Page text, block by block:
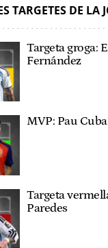
TARGETES DE LA
Targeta groga:
Fernández
MVP: Pau
Targeta
Paredes